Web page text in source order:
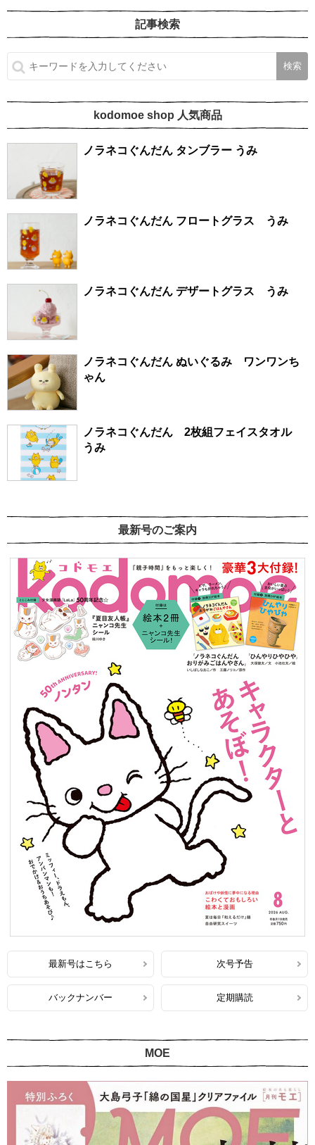
記事検索
kodomoe shop 人気商品
ノラネコぐんだん タンブラー うみ
ノラネコぐんだん フロートグラス うみ
ノラネコぐんだん デザートグラス うみ
ノラネコぐんだん ぬいぐるみ ワンワンち
ゃん
ノラネコぐんだん 2枚組フェイスタオル
うみ
最新号のご案内
最新号はこちら 次号予告
バックナンバー 定期購読
MOE